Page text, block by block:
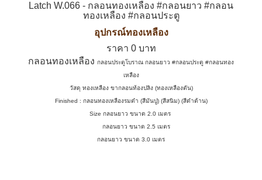
Latch W.066 - กลอนทองเหลือง #กลอนยาว #กลอน
ทองเหลือง #กลอนประตู
อุปกรณ์ทองเหลือง
ราคา 0 บาท
กลอนทองเหลือง กลอนประตูโบราณ กลอนยาว #กลอนประตู #กลอนทอง
เหลือง
วัสดุ ทองเหลือง ขากลอนท้องปลิง (ทองเหลืองตัน)
Finished : กลอนทองเหลืองรมดำ (สีมันปู) (สีสนิม) (สีดำด้าน)
Size กลอนยาว ขนาด 2.0 เมตร
กลอนยาว ขนาด 2.5 เมตร
กลอนยาว ขนาด 3.0 เมตร